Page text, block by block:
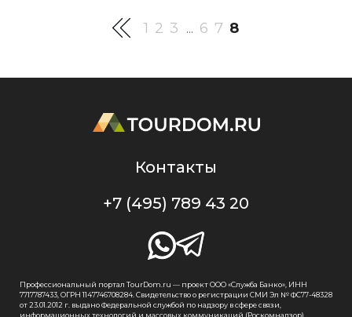
1 2 3 ... 6 7 8
Контакты
+7 (495) 789 43 20
Профессиональный портал TourDom.ru — проект ООО «Служба Банко», ИНН
7717787433, ОГРН 1147746708284. Свидетельство о регистрации СМИ Эл № ФС77-48328
от 23.01.2012 г. выдано Федеральной службой по надзору в сфере связи,
информационных технологий и массовых коммуникаций (Роскомнадзор).